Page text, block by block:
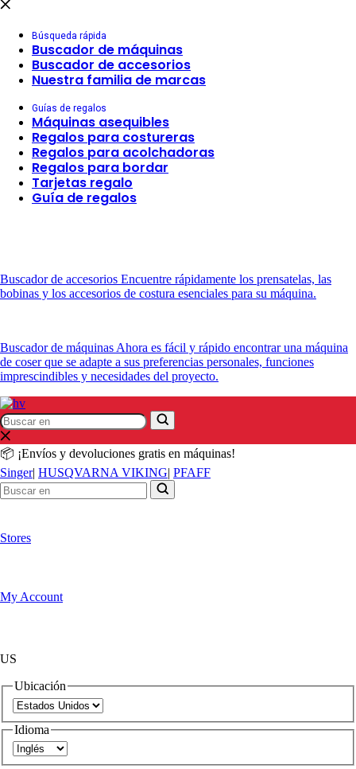
Búsqueda rápida
Buscador de máquinas
Buscador de accesorios
Nuestra familia de marcas
Guías de regalos
Máquinas asequibles
Regalos para costureras
Regalos para acolchadoras
Regalos para bordar
Tarjetas regalo
Guía de regalos
Buscador de accesorios Encuentre rápidamente los prensatelas, las
bobinas y los accesorios de costura esenciales para su máquina.
Buscador de máquinas Ahora es fácil y rápido encontrar una máquina
de coser que se adapte a sus preferencias personales, funciones
imprescindibles y necesidades del proyecto.
Buscar
en
Buscar
en
📦 ¡Envíos y devoluciones gratis en máquinas!
Singer| HUSQVARNA VIKING| PFAFF
Stores
My Account
US
Ubicación
Idioma